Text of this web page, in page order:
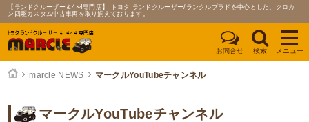
【ランドクルーザー＆4×4専門店】 トヨタ ランドクルーザー/ランクルプラドを中心とした、クロカ
ン四駆カスタム中古車両を取り揃えております。
お問合せ 検索 メニュー
marcle NEWS マークルYouTubeチャンネル
マークルYouTubeチャンネル